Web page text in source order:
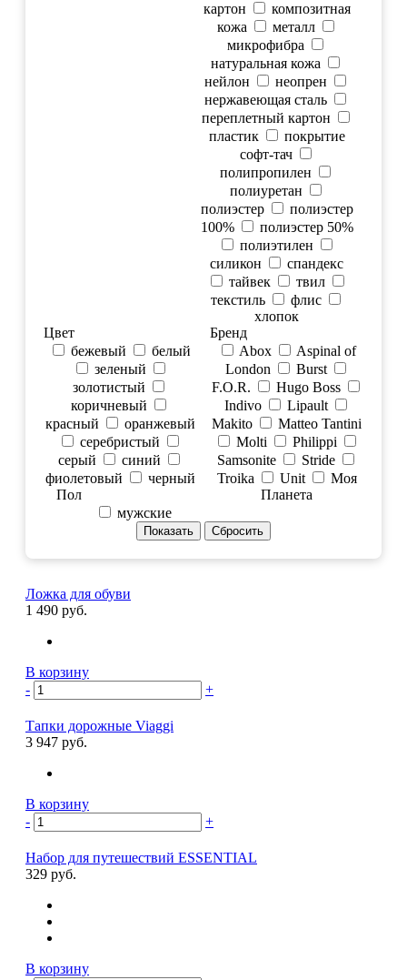
картон
композитная
кожа
металл
микрофибра
натуральная кожа
нейлон
неопрен
нержавеющая сталь
переплетный картон
пластик
покрытие
софт-тач
полипропилен
полиуретан
полиэстер
полиэстер
100%
полиэстер 50%
полиэтилен
силикон
спандекс
тайвек
твил
текстиль
флис
хлопок
Бренд
Abox
Aspinal of
London
Burst
F.O.R.
Hugo Boss
Indivo
Lipault
Makito
Matteo Tantini
Molti
Philippi
Samsonite
Stride
Troika
Unit
Моя
Планета
Цвет
бежевый
белый
зеленый
золотистый
коричневый
красный
оранжевый
серебристый
серый
синий
фиолетовый
черный
Пол
мужские
Ложка для обуви
1 490 руб.
В корзину
-
+
Тапки дорожные Viaggi
3 947 руб.
В корзину
-
+
Набор для путешествий ESSENTIAL
329 руб.
В корзину